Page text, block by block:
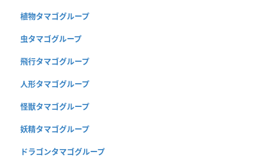
植物タマゴグループ
虫タマゴグループ
飛行タマゴグループ
人形タマゴグループ
怪獣タマゴグループ
妖精タマゴグループ
ドラゴンタマゴグループ